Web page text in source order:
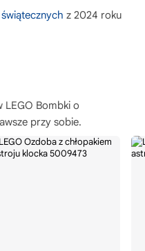
z 2024 roku
LEGO Bombki o
przy sobie.